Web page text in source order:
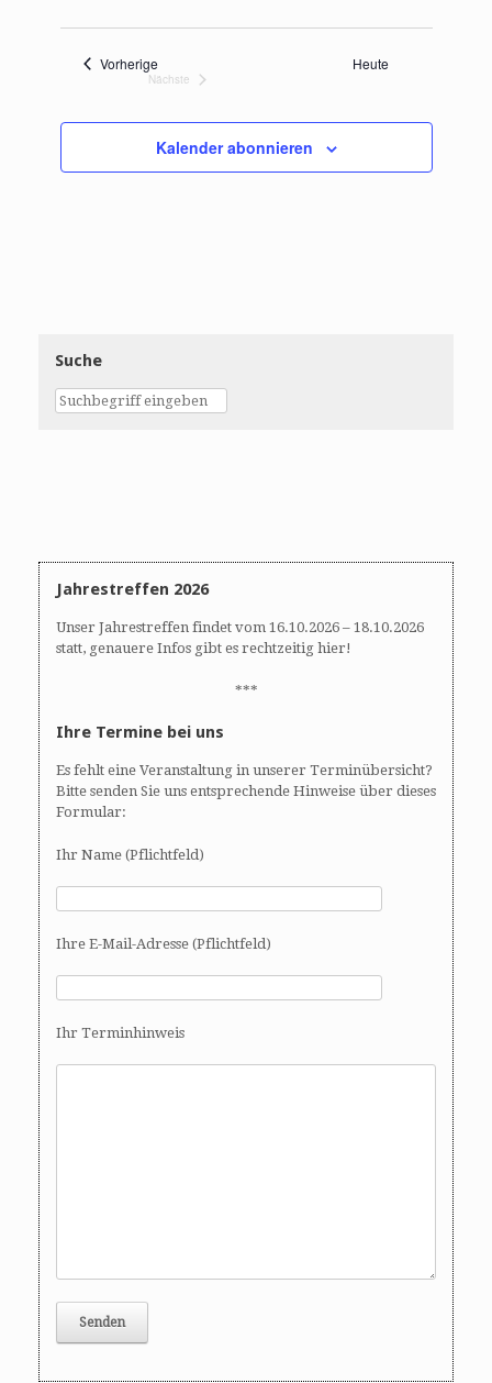
n
VorherigeVeranstaltungen Heute
Nächste
Kalender abonnieren
Suche
Jahrestreffen 2026
Unser Jahrestreffen findet vom 16.10.2026 – 18.10.2026
statt, genauere Infos gibt es rechtzeitig hier!
***
Ihre Termine bei uns
Es fehlt eine Veranstaltung in unserer Terminübersicht?
Bitte senden Sie uns entsprechende Hinweise über dieses
Formular:
Ihr Name (Pflichtfeld)
Ihre E-Mail-Adresse (Pflichtfeld)
Ihr Terminhinweis